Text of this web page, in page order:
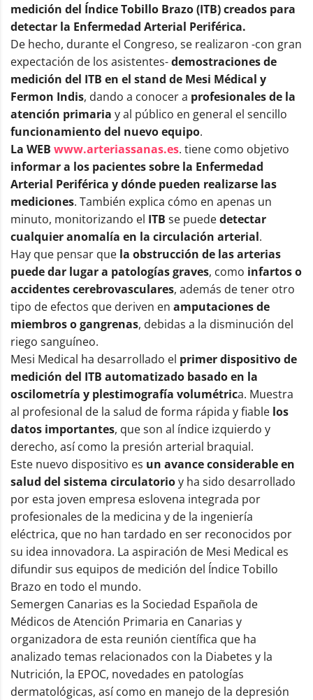
medición del Índice Tobillo Brazo (ITB) creados para
detectar la Enfermedad Arterial Periférica.
De hecho, durante el Congreso, se realizaron -con gran
expectación de los asistentes-demostraciones de
medición del ITB en el stand de Mesi Médical y
Fermon Indis, dando a conocer a profesionales de la
atención primaria y al público en general el sencillo
funcionamiento del nuevo equipo.
La WEB www.arteriassanas.es. tiene como objetivo
informar a los pacientes sobre la Enfermedad
Arterial Periférica y dónde pueden realizarse las
mediciones. También explica cómo en apenas un
minuto, monitorizando el ITB se puededetectar
cualquier anomalía en la circulación arterial.
Hay que pensar que la obstrucción de las arterias
puede dar lugar a patologías graves, como infartos o
accidentes cerebrovasculares, además de tener otro
tipo de efectos que deriven en amputaciones de
miembros o gangrenas, debidas a la disminución del
riego sanguíneo.
Mesi Medical ha desarrollado el primer dispositivo de
medición del ITB automatizado basado en la
oscilometría y plestimografía volumétrica. Muestra
al profesional de la salud de forma rápida y fiable los
datos importantes, que son al índice izquierdo y
derecho, así como la presión arterial braquial.
Este nuevo dispositivo es un avance considerable en
salud del sistema circulatorioy ha sido desarrollado
por esta joven empresa eslovena integrada por
profesionales de la medicina y de la ingeniería
eléctrica, que no han tardado en ser reconocidos por
su idea innovadora. La aspiración de Mesi Medical es
difundir sus equipos de medición del Índice Tobillo
Brazo en todo el mundo.
Semergen Canarias es la Sociedad Española de
Médicos de Atención Primaria en Canarias y
organizadora de esta reunión científica que ha
analizado temas relacionados con la Diabetes y la
Nutrición, la EPOC, novedades en patologías
dermatológicas, así como en manejo de la depresión